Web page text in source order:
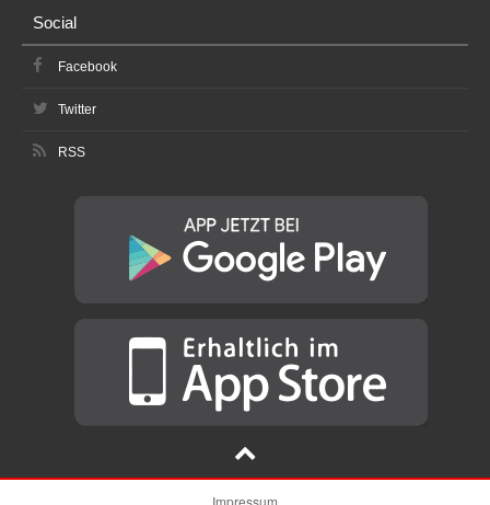
Social
Facebook
Twitter
RSS
Impressum